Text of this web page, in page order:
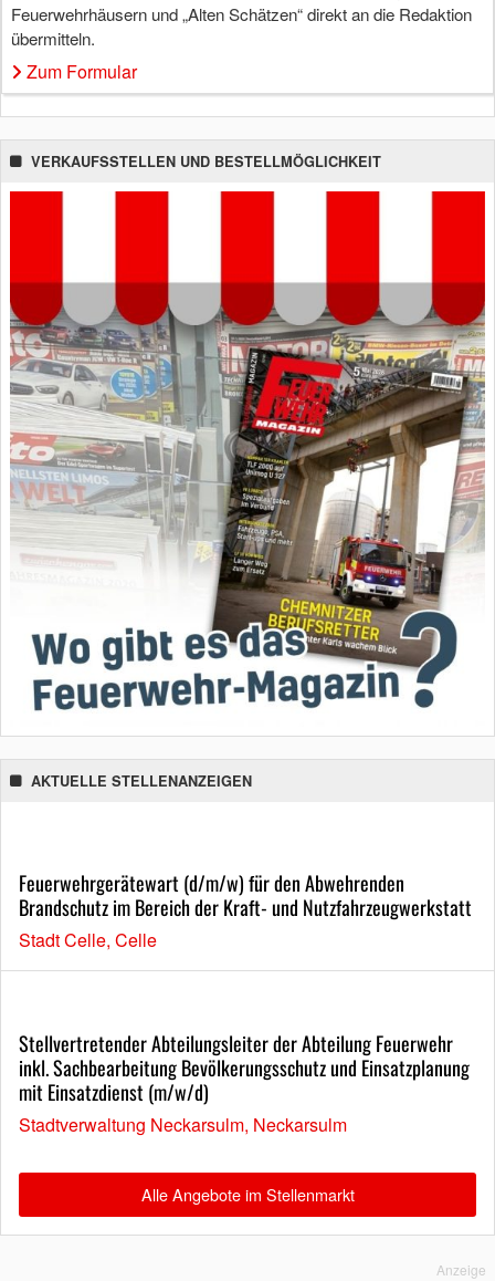
Feuerwehrhäusern und „Alten Schätzen“ direkt an die Redaktion
übermitteln.
Zum Formular
VERKAUFSSTELLEN UND BESTELLMÖGLICHKEIT
AKTUELLE STELLENANZEIGEN
Feuerwehrgerätewart (d/m/w) für den Abwehrenden
Brandschutz im Bereich der Kraft- und Nutzfahrzeugwerkstatt
Stadt Celle, Celle
Stellvertretender Abteilungsleiter der Abteilung Feuerwehr
inkl. Sachbearbeitung Bevölkerungsschutz und Einsatzplanung
mit Einsatzdienst (m/w/d)
Stadtverwaltung Neckarsulm, Neckarsulm
Alle Angebote im Stellenmarkt
Anzeige